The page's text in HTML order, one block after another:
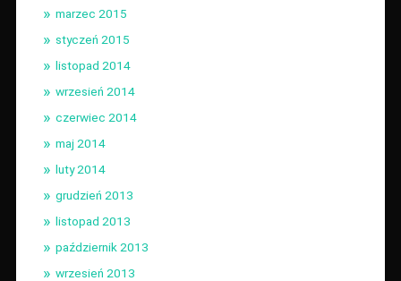
marzec 2015
styczeń 2015
listopad 2014
wrzesień 2014
czerwiec 2014
maj 2014
luty 2014
grudzień 2013
listopad 2013
październik 2013
wrzesień 2013